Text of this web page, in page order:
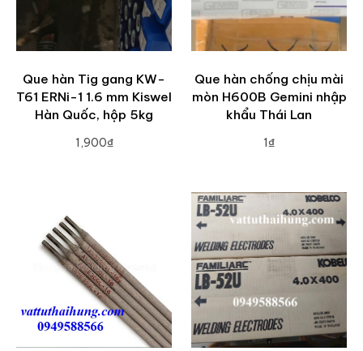
Que hàn Tig gang KW-
T61 ERNi-1 1.6 mm Kiswel
Hàn Quốc, hộp 5kg
1,900₫
Que hàn chống chịu mài
mòn H600B Gemini nhập
khẩu Thái Lan
1₫